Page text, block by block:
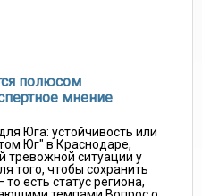
полюсом
мнение
Юга: устойчивость или
Юг" в Краснодаре,
тревожной ситуации у
того, чтобы сохранить
есть статус региона,